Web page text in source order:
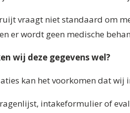
vraagt niet standaard om
er wordt geen medische
wij deze gegevens wel?
kan het voorkomen dat
intakeformulier of